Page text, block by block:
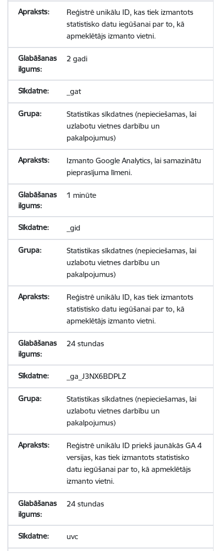
Reģistrē unikālu ID, kas tiek izmantots
statistisko datu iegūšanai par to, kā
apmeklētājs izmanto vietni.
2 gadi
_gat
Statistikas sīkdatnes (nepieciešamas, lai
uzlabotu vietnes darbību un
pakalpojumus)
Izmanto Google Analytics, lai samazinātu
pieprasījuma līmeni.
1 minūte
_gid
Statistikas sīkdatnes (nepieciešamas, lai
uzlabotu vietnes darbību un
pakalpojumus)
Reģistrē unikālu ID, kas tiek izmantots
statistisko datu iegūšanai par to, kā
apmeklētājs izmanto vietni.
24 stundas
_ga_J3NX6BDPLZ
Statistikas sīkdatnes (nepieciešamas, lai
uzlabotu vietnes darbību un
pakalpojumus)
Reģistrē unikālu ID priekš jaunākās GA 4
versijas, kas tiek izmantots statistisko
datu iegūšanai par to, kā apmeklētājs
izmanto vietni.
24 stundas
uvc